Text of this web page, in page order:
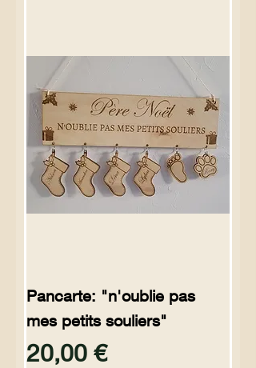
Pancarte: "n'oublie pas
mes petits souliers"
Preço
20,00 €